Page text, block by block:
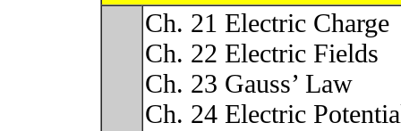
Ch. 21 Electric Charge
Ch. 22 Electric Fields
Ch. 23 Gauss’ Law
Ch. 24 Electric